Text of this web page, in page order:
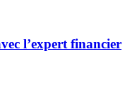
l’expert financier